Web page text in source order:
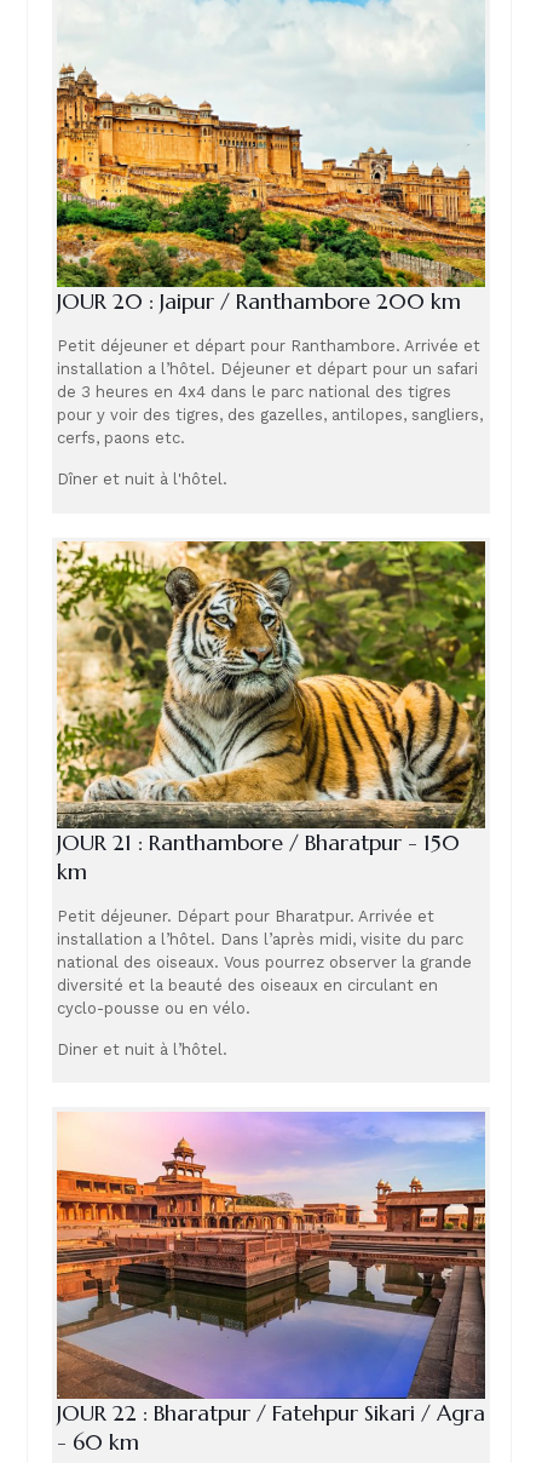
JOUR 20 : Jaipur / Ranthambore 200 km
Petit déjeuner et départ pour Ranthambore. Arrivée et
installation a l’hôtel. Déjeuner et départ pour un safari
de 3 heures en 4x4 dans le parc national des tigres
pour y voir des tigres, des gazelles, antilopes, sangliers,
cerfs, paons etc.
Dîner et nuit à l'hôtel.
JOUR 21 : Ranthambore / Bharatpur - 150
km
Petit déjeuner. Départ pour Bharatpur. Arrivée et
installation a l’hôtel. Dans l’après midi, visite du parc
national des oiseaux. Vous pourrez observer la grande
diversité et la beauté des oiseaux en circulant en
cyclo-pousse ou en vélo.
Diner et nuit à l’hôtel.
JOUR 22 : Bharatpur / Fatehpur Sikari / Agra
- 60 km